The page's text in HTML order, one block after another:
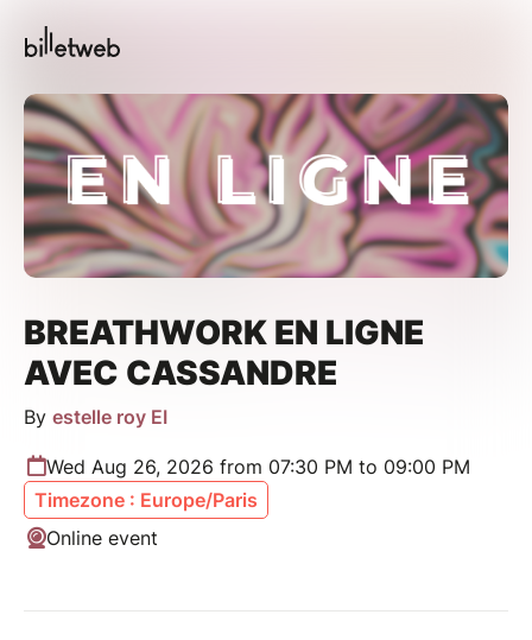
BREATHWORK EN LIGNE
AVEC CASSANDRE
By estelle roy EI
Wed Aug 26, 2026 from 07:30 PM to 09:00 PM
Timezone : Europe/Paris
Online event